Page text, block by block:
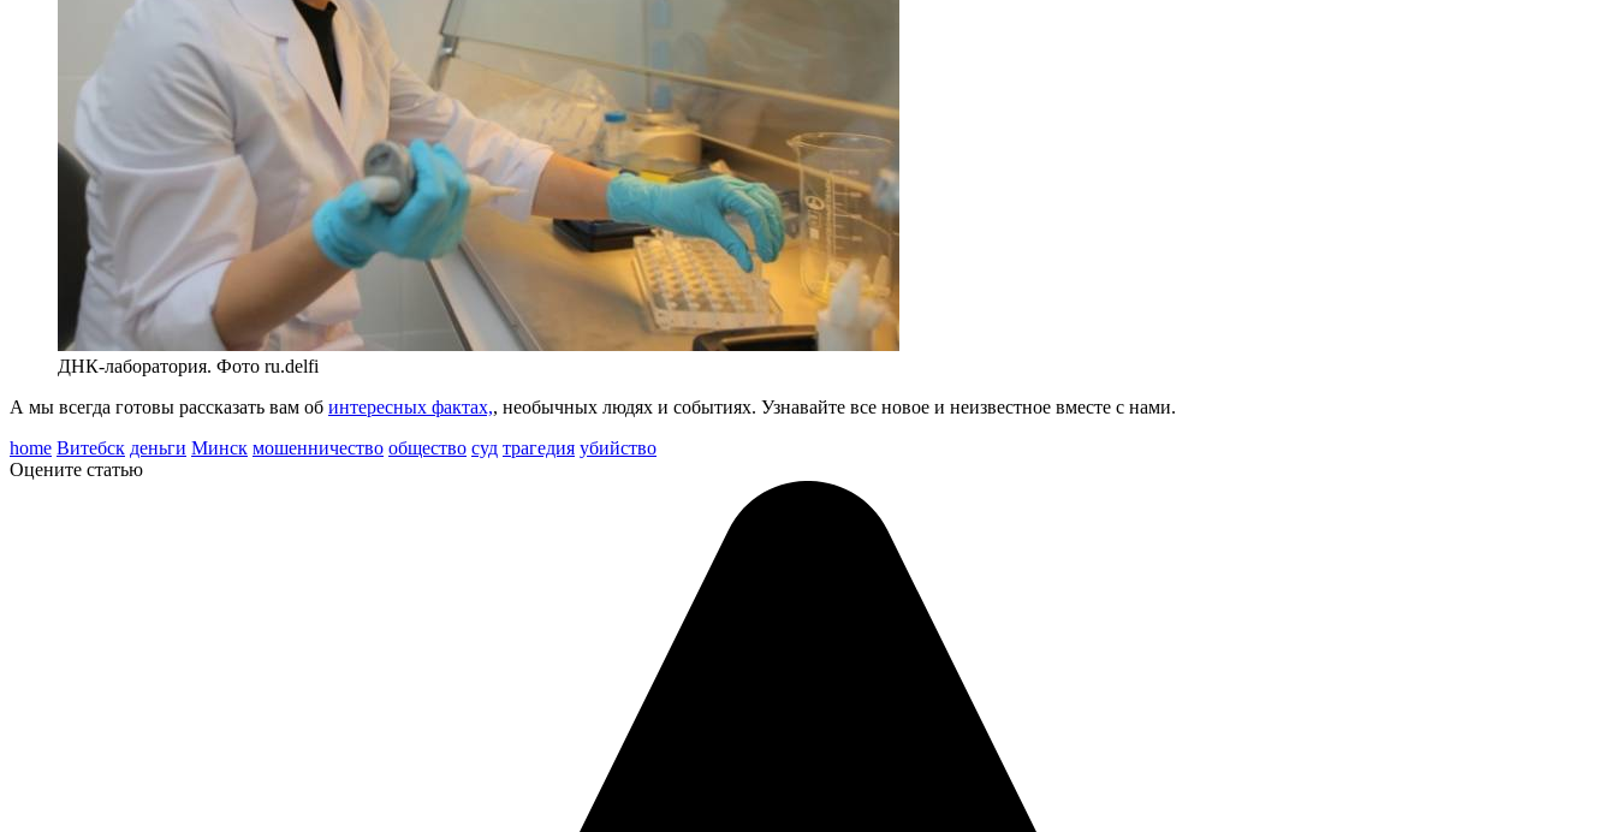
ДНК-лаборатория. Фото ru.delfi
А мы всегда готовы рассказать вам об интересных фактах,, необычных людях и событиях. Узнавайте все новое и неизвестное вместе с нами.
home Витебск деньги Минск мошенничество общество суд трагедия убийство
Оцените статью